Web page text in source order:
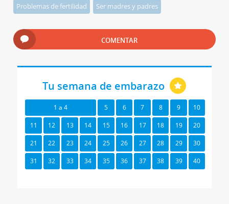
Problemas de fertilidad Ser madres y padres
COMENTAR
Tu semana de embarazo
1 a 4 5 6 7 8 9 10
11 12 13 14 15 16 17 18 19 20
21 22 23 24 25 26 27 28 29 30
31 32 33 34 35 36 37 38 39 40